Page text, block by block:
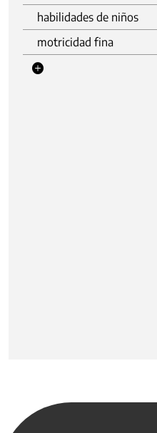
habilidades de niños
motricidad fina